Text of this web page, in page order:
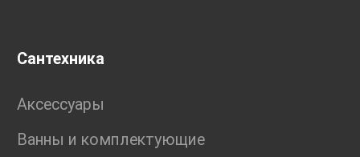
Сантехника
Аксессуары
Ванны и комплектующие